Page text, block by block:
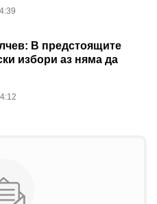
В предстоящите
избори аз няма да